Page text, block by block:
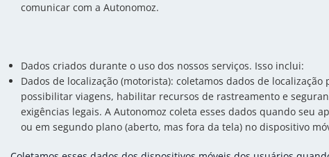
comunicar com a Autonomoz.
Dados criados durante o uso dos nossos serviços. Isso inclui:
Dados de localização (motorista): coletamos dados de
possibilitar viagens, habilitar recursos de rastreamento e
exigências legais. A Autonomoz coleta esses dados quando seu
ou em segundo plano (aberto, mas fora da tela) no dispositivo